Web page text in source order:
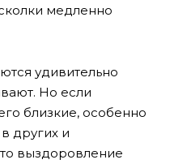
медленно
удивительно
Но если
близкие, особенно
других и
выздоровление